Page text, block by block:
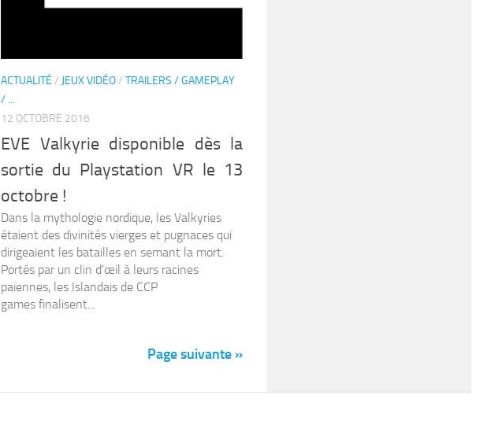
ACTUALITÉ / JEUX VIDÉO/ TRAILERS / GAMEPLAY
/ ...
12 OCTOBRE 2016
EVE Valkyrie disponible dès la
sortie du Playstation VR le 13
octobre !
Dans la mythologie nordique, les Valkyries
étaient des divinités vierges et pugnaces qui
dirigeaient les batailles en semant la mort.
Portés par un clin d’œil à leurs racines
païennes, les Islandais de CCP
games finalisent...
Page suivante »